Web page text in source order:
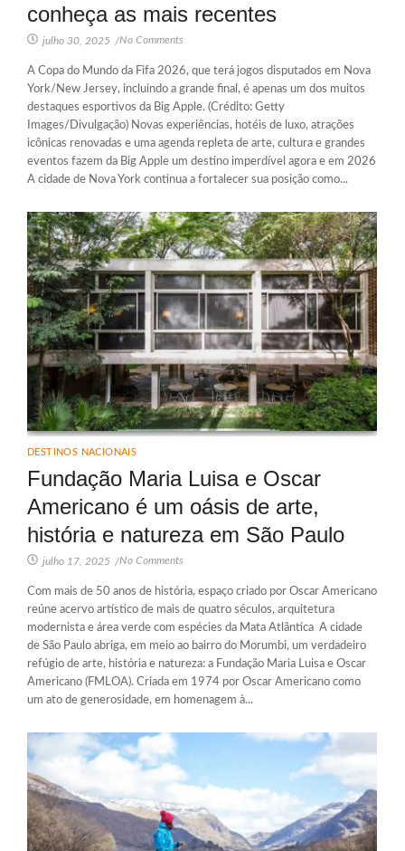
conheça as mais recentes
julho 30, 2025 /No Comments
A Copa do Mundo da Fifa 2026, que terá jogos disputados em Nova
York/New Jersey, incluindo a grande final, é apenas um dos muitos
destaques esportivos da Big Apple. (Crédito: Getty
Images/Divulgação) Novas experiências, hotéis de luxo, atrações
icônicas renovadas e uma agenda repleta de arte, cultura e grandes
eventos fazem da Big Apple um destino imperdível agora e em 2026
A cidade de Nova York continua a fortalecer sua posição como...
DESTINOS NACIONAIS
Fundação Maria Luisa e Oscar
Americano é um oásis de arte,
história e natureza em São Paulo
julho 17, 2025 /No Comments
Com mais de 50 anos de história, espaço criado por Oscar Americano
reúne acervo artístico de mais de quatro séculos, arquitetura
modernista e área verde com espécies da Mata Atlântica A cidade
de São Paulo abriga, em meio ao bairro do Morumbi, um verdadeiro
refúgio de arte, história e natureza: a Fundação Maria Luisa e Oscar
Americano (FMLOA). Criada em 1974 por Oscar Americano como
um ato de generosidade, em homenagem à...